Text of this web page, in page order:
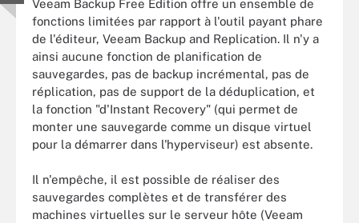
Veeam Backup Free Edition offre un ensemble de
fonctions limitées par rapport à l'outil payant phare
de l'éditeur, Veeam Backup and Replication. Il n'y a
ainsi aucune fonction de planification de
sauvegardes, pas de backup incrémental, pas de
réplication, pas de support de la déduplication, et
la fonction "d'Instant Recovery" (qui permet de
monter une sauvegarde comme un disque virtuel
pour la démarrer dans l'hyperviseur) est absente.
Il n'empêche, il est possible de réaliser des
sauvegardes complètes et de transférer des
machines virtuelles sur le serveur hôte (Veeam